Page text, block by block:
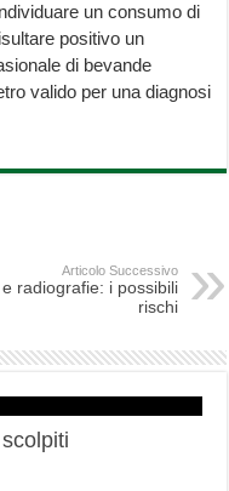
un consumo di
positivo un
di bevande
valido per una diagnosi
Articolo Successivo
radiografie: i possibili
rischi